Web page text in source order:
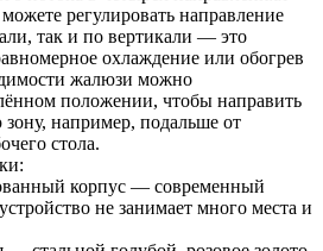
регулировать направление
так и по вертикали — это
охлаждение или обогрев
жалюзи можно
положении, чтобы направить
например, подальше от
стола.
корпус — современный
не занимает много места и